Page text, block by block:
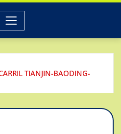
TIANJIN-BAODING-